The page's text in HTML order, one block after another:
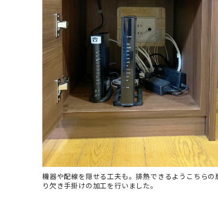
機器や配線を隠せる工夫も。排熱できるようこちらの
り欠き手掛けの加工を行いました。